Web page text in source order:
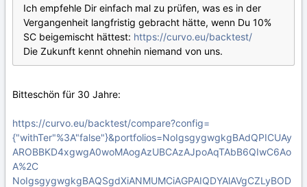
Ich empfehle Dir einfach mal zu prüfen, was es in der
Vergangenheit langfristig gebracht hätte, wenn Du 10%
SC beigemischt hättest: https://curvo.eu/backtest/
Die Zukunft kennt ohnehin niemand von uns.
Bitteschön für 30 Jahre:
https://curvo.eu/backtest/compare?config=
{"withTer"%3A"false"}&portfolios=NoIgsgygwgkgBAdQPICUAy
AROBBKD4xgwgA0woMAogAzUBCAzAJpoAqTAbB6QIwC6Ao
A%2C
NoIgsgygwgkgBAQSgdXiANMUMCiAGPAIQDYAlAVgCZLyBOD